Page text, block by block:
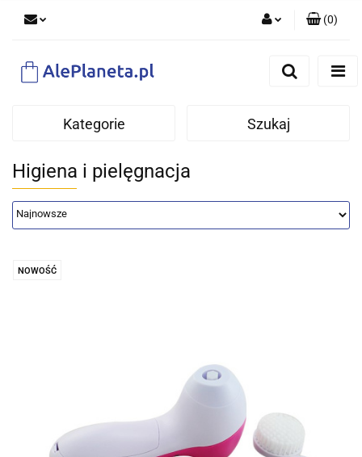
(0)
Kategorie Szukaj
Higiena i pielęgnacja
NOWOŚĆ